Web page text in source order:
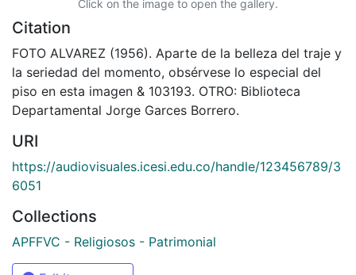
Click on the image to open the gallery.
Citation
FOTO ALVAREZ (1956). Aparte de la belleza del traje y
la seriedad del momento, obsérvese lo especial del
piso en esta imagen & 103193. OTRO: Biblioteca
Departamental Jorge Garces Borrero.
URI
https://audiovisuales.icesi.edu.co/handle/123456789/3
6051
Collections
APFFVC - Religiosos - Patrimonial